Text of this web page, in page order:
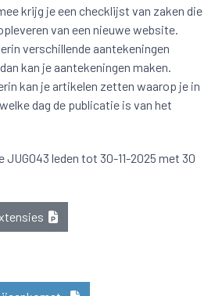
krijg je een checklijst van zaken die
van een nieuwe website.
verschillende aantekeningen
kan je aantekeningen maken.
kan je artikelen zetten waarop je in
dag de publicatie is van het
JUG043 leden tot 30-11-2025 met 30